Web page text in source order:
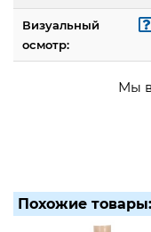
Визуальный
осмотр:
Мы
Похожие товары: